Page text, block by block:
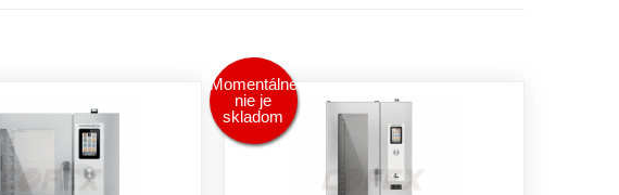
Momentálne
nie je
skladom